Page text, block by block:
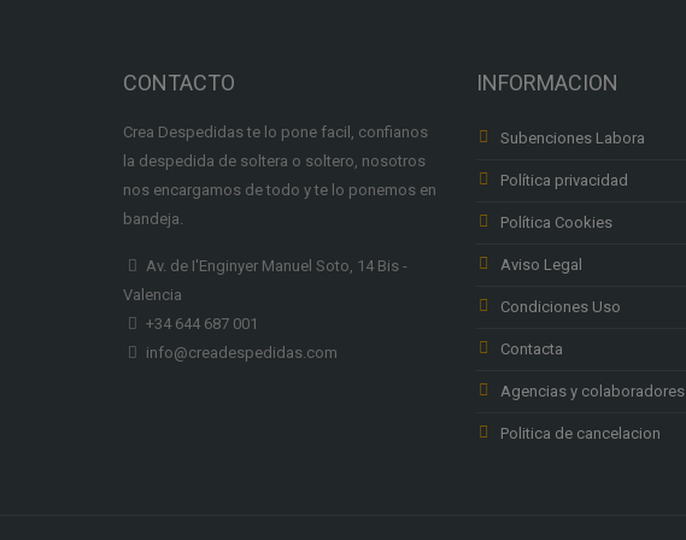
CONTACTO
Crea Despedidas te lo pone facil, confianos
la despedida de soltera o soltero, nosotros
nos encargamos de todo y te lo ponemos en
bandeja.
Av. de I'Enginyer Manuel Soto, 14 Bis -
Valencia
+34 644 687 001
info@creadespedidas.com
INFORMACION
Subenciones Labora
Política privacidad
Política Cookies
Aviso Legal
Condiciones Uso
Contacta
Agencias y colaboradores
Politica de cancelacion